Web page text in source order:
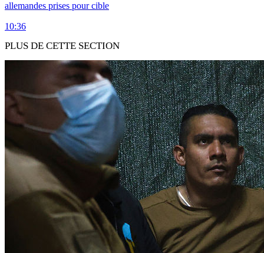
allemandes prises pour cible
10:36
PLUS DE CETTE SECTION